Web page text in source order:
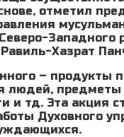
отметил
Западного
Хазрат
– продукты
людей, предметы
и тд. Эта акция
Духовного